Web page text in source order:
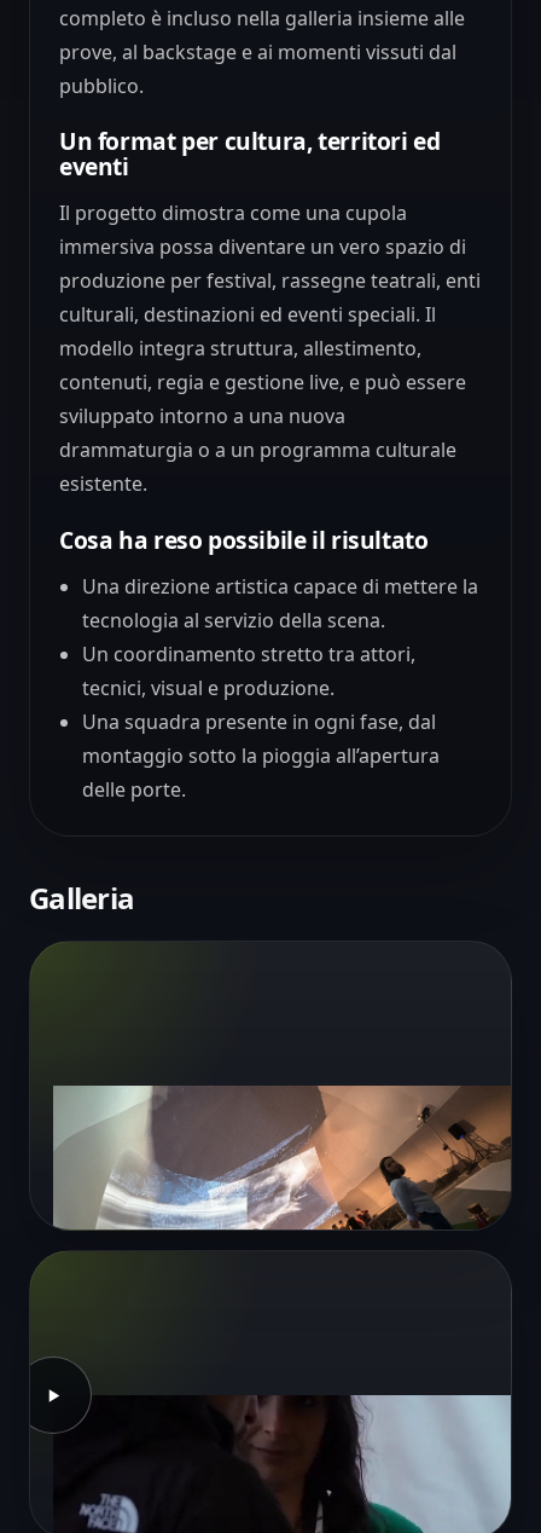
completo è incluso nella galleria insieme alle
prove, al backstage e ai momenti vissuti dal
pubblico.
Un format per cultura, territori ed
eventi
Il progetto dimostra come una cupola
immersiva possa diventare un vero spazio di
produzione per festival, rassegne teatrali, enti
culturali, destinazioni ed eventi speciali. Il
modello integra struttura, allestimento,
contenuti, regia e gestione live, e può essere
sviluppato intorno a una nuova
drammaturgia o a un programma culturale
esistente.
Cosa ha reso possibile il risultato
Una direzione artistica capace di mettere la
tecnologia al servizio della scena.
Un coordinamento stretto tra attori,
tecnici, visual e produzione.
Una squadra presente in ogni fase, dal
montaggio sotto la pioggia all’apertura
delle porte.
Galleria